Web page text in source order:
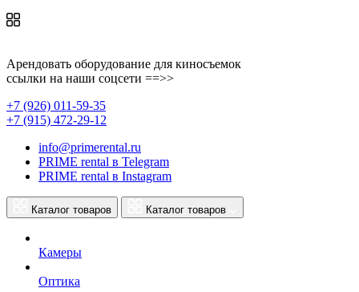
Арендовать оборудование для киносъемок
ссылки на наши соцсети ==>>
+7 (926) 011-59-35
+7 (915) 472-29-12
info@primerental.ru
PRIME rental в Telegram
PRIME rental в Instagram
Каталог товаров Каталог товаров
Камеры
Оптика